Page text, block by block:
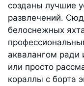
созданы лучшие
развлечений.
белоснежных
аквалангом
или просто
кораллы с борта